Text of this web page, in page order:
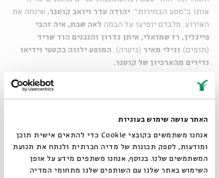
האתר עושה שימוש בעוגיות
אנחנו משתמשים בקובצי Cookie כדי להתאים אישית תוכן
ומודעות, לספק תכונות של מדיה חברתית ולנתח את תנועת
המשתמשים שלנו. בנוסף, אנחנו משתפים מידע על אופן
השימוש באתר שלנו עם השותפים שלנו מתחומי המדיה
אותו ב"מסע הבחירות": יהודה עדר ויואב קוטנר, שינחה את
האירוע. מלבדם יופיעו על הבמה לאה שבת, איה זהבי
פייגלין, רז שמואלי, איתן גדרון והנגנים הוד שריד
(תופים) וגילי מאיר (גיטרה). המופע ילווה בקטעי וידיאו
נדירים מהארכיון של קוטנר.
מיטב אמני ישראל, מעל במת בית אבי חי בירושלים ובמפגשים
מקוונים, בסדרה "סיפורים במונו". מדי יום שלישי קוטנר עולה
מוזיקאים ומוזיקאיות לג׳אם סשנים ביתיים.
סגור